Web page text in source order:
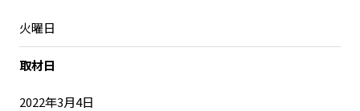
お問い合わせ
火曜日
取材日
2022年3月4日